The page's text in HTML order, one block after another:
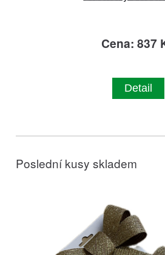
Cena: 837
Detail
Poslední kusy skladem